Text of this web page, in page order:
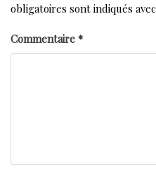
obligatoires sont indiqués avec
Commentaire *